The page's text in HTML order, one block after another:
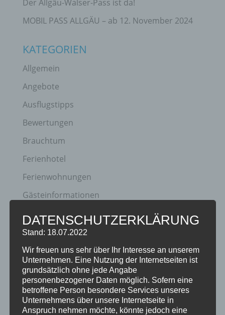
Der Allgäu-Walser-Pass ist da!
MOBIL PASS ALLGÄU – ab 12. November 2024
KATEGORIEN
Allgemein
Angebote
Ausflugstipps
Bewertungen
Brauchtum
Ferienhotel
Ferienwohnungen
Gästeinformationen
Hotel
Klassifizierung
Neuigkeiten
Newsletter
Oberstdorf
Veranstaltungen
DATENSCHUTZERKLÄRUNG
Stand: 18.07.2022
Wir freuen uns sehr über Ihr Interesse an unserem
Unternehmen. Eine Nutzung der Internetseiten ist
grundsätzlich ohne jede Angabe
personenbezogener Daten möglich. Sofern eine
betroffene Person besondere Services unseres
Unternehmens über unsere Internetseite in
Anspruch nehmen möchte, könnte jedoch eine